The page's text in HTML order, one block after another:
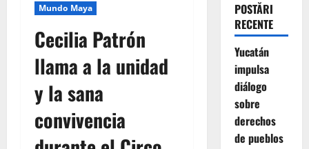
Mundo Maya
Cecilia Patrón
llama a la unidad
y la sana
convivencia
POSTĂRI
RECENTE
Yucatán
impulsa
diálogo
sobre
derechos
de pueblos